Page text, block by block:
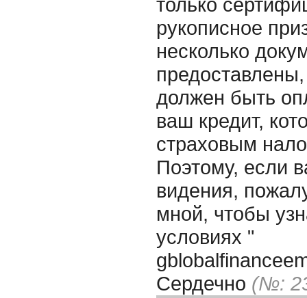
рукописное
несколько
должен быть
ваш кредит,
страховым
Поэтому, если
видения,
мной, чтобы
условиях "
Сердечно (№: